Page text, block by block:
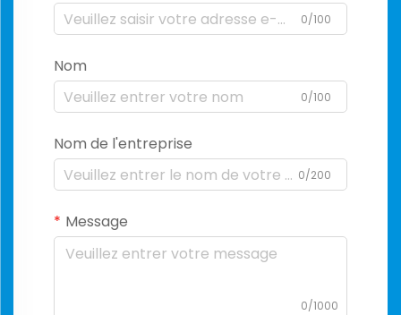
0/100
Nom
0/100
Nom de l'entreprise
0/200
Message
0/1000